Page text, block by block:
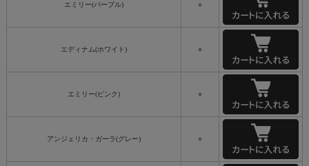
エミリー(パープル) ○
エディナム(ホワイト) ○
エミリー(ピンク) ○
アンジェリカ・ガーラ(グレー) ○